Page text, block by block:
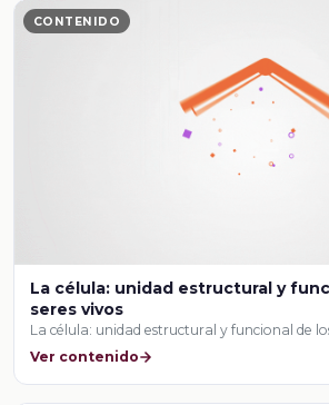
CONTENIDO
La célula: unidad estructural y
seres vivos
La célula: unidad estructural y funcional de
Ver contenido